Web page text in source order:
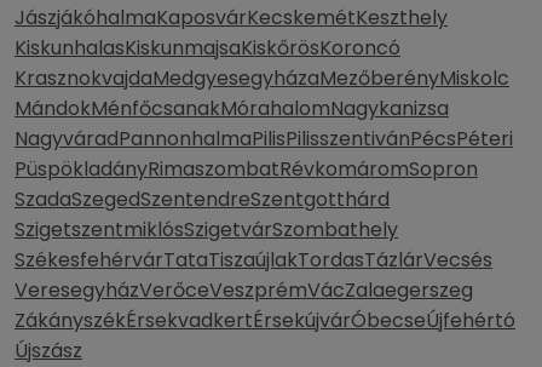
JászjákóhalmaKaposvárKecskemétKeszthely
KiskunhalasKiskunmajsaKiskőrösKoroncó
KrasznokvajdaMedgyesegyházaMezőberényMiskolc
MándokMénfőcsanakMórahalomNagykanizsa
NagyváradPannonhalmaPilisPilisszentivánPécsPéteri
PüspökladányRimaszombatRévkomáromSopron
SzadaSzegedSzentendreSzentgotthárd
SzigetszentmiklósSzigetvárSzombathely
SzékesfehérvárTataTiszaújlakTordasTázlárVecsés
VeresegyházVerőceVeszprémVácZalaegerszeg
ZákányszékÉrsekvadkertÉrsekújvárÓbecseÚjfehértó
Újszász